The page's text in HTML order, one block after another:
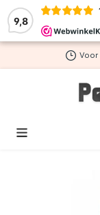
9,8
hoofdinhoud
Voor